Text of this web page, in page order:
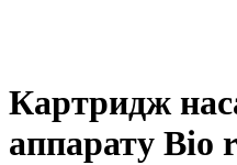
Картридж
аппарату Bio